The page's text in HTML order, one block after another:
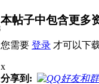
本帖子中包含更多
您需要 登录 才可以下
x
分享到: